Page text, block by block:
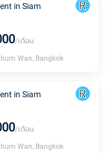
in Siam
/เดือน
Wan, Bangkok
in Siam
/เดือน
Wan, Bangkok